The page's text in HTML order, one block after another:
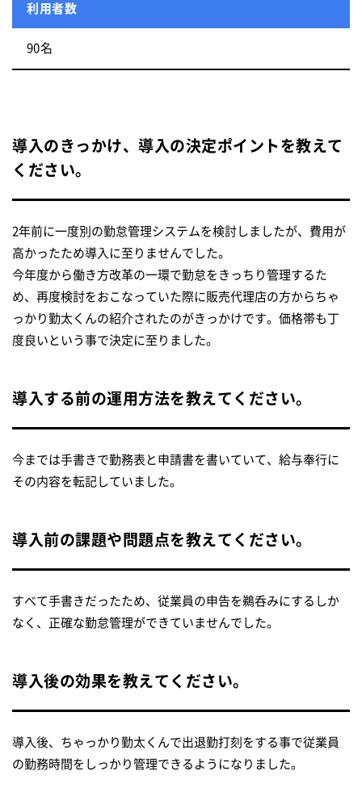
利用者数
90名
導入のきっかけ、導入の決定ポイントを教えて
ください。
2年前に一度別の勤怠管理システムを検討しましたが、費用が
高かったため導入に至りませんでした。
今年度から働き方改革の一環で勤怠をきっちり管理するた
め、再度検討をおこなっていた際に販売代理店の方からちゃ
っかり勤太くんの紹介されたのがきっかけです。価格帯も丁
度良いという事で決定に至りました。
導入する前の運用方法を教えてください。
今までは手書きで勤務表と申請書を書いていて、給与奉行に
その内容を転記していました。
導入前の課題や問題点を教えてください。
すべて手書きだったため、従業員の申告を鵜呑みにするしか
なく、正確な勤怠管理ができていませんでした。
導入後の効果を教えてください。
導入後、ちゃっかり勤太くんで出退勤打刻をする事で従業員
の勤務時間をしっかり管理できるようになりました。